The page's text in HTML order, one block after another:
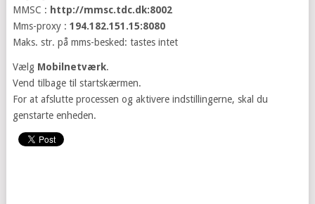
MMSC : http://mmsc.tdc.dk:8002
Mms-proxy : 194.182.151.15:8080
Maks. str. på mms-besked: tastes intet
Vælg Mobilnetværk.
Vend tilbage til startskærmen.
For at afslutte processen og aktivere indstillingerne, skal du
genstarte enheden.